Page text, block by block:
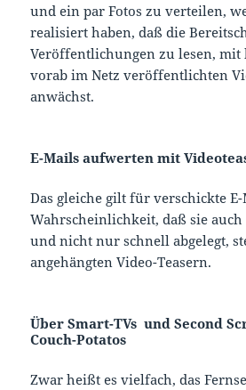
und ein par Fotos zu verteilen,
realisiert haben, daß die
Veröffentlichungen zu lesen, mit
vorab im Netz veröffentlichten
anwächst.
E-Mails aufwerten mit
Das gleiche gilt für verschickte
Wahrscheinlichkeit, daß sie auch
und nicht nur schnell abgelegt,
angehängten Video-Teasern.
Über Smart-TVs und Second
Couch-Potatos
Zwar heißt es vielfach, das